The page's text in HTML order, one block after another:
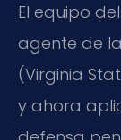
El equipo
agente de
(Virginia
y ahora